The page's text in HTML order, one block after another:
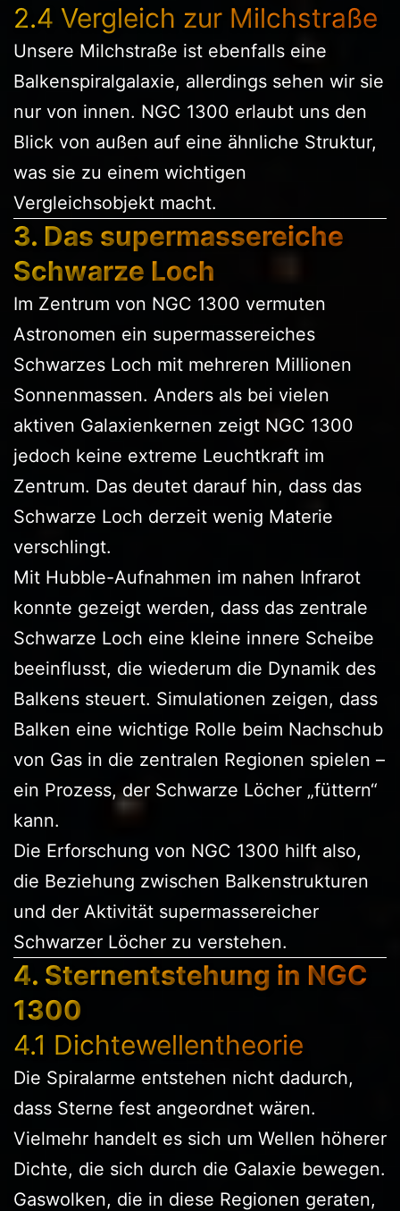
2.4 Vergleich zur Milchstraße
Unsere Milchstraße ist ebenfalls eine
Balkenspiralgalaxie, allerdings sehen wir sie
nur von innen. NGC 1300 erlaubt uns den
Blick von außen auf eine ähnliche Struktur,
was sie zu einem wichtigen
Vergleichsobjekt macht.
3. Das supermassereiche
Schwarze Loch
Im Zentrum von NGC 1300 vermuten
Astronomen ein supermassereiches
Schwarzes Loch mit mehreren Millionen
Sonnenmassen. Anders als bei vielen
aktiven Galaxienkernen zeigt NGC 1300
jedoch keine extreme Leuchtkraft im
Zentrum. Das deutet darauf hin, dass das
Schwarze Loch derzeit wenig Materie
verschlingt.
Mit Hubble-Aufnahmen im nahen Infrarot
konnte gezeigt werden, dass das zentrale
Schwarze Loch eine kleine innere Scheibe
beeinflusst, die wiederum die Dynamik des
Balkens steuert. Simulationen zeigen, dass
Balken eine wichtige Rolle beim Nachschub
von Gas in die zentralen Regionen spielen –
ein Prozess, der Schwarze Löcher „füttern“
kann.
Die Erforschung von NGC 1300 hilft also,
die Beziehung zwischen Balkenstrukturen
und der Aktivität supermassereicher
Schwarzer Löcher zu verstehen.
4. Sternentstehung in NGC
1300
4.1 Dichtewellentheorie
Die Spiralarme entstehen nicht dadurch,
dass Sterne fest angeordnet wären.
Vielmehr handelt es sich um Wellen höherer
Dichte, die sich durch die Galaxie bewegen.
Gaswolken, die in diese Regionen geraten,